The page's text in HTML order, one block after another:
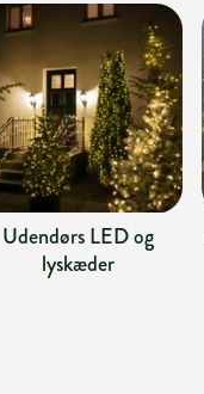
Udendørs LED og
lyskæder